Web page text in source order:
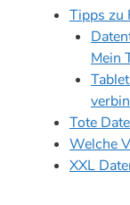
Tipps zu
Mein
Tote
Welche
XXL